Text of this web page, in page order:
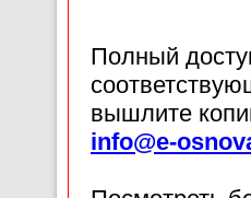
Полный
вышлите
info@e-